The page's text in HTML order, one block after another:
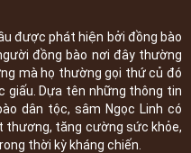
được phát hiện bởi đồng bào
người đồng bào nơi đây thường
mà họ thường gọi thứ củ đó
giấu. Dựa tên những thông tin
dân tộc, sâm Ngọc Linh có
thương, tăng cường sức khỏe,
thời kỳ kháng chiến.